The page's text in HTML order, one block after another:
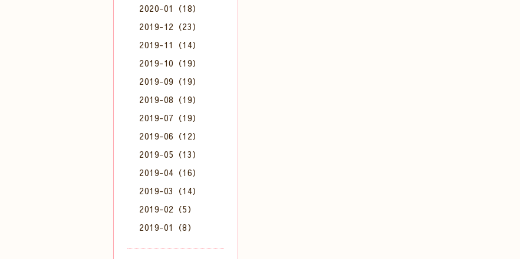
2020-01（18）
2019-12（23）
2019-11（14）
2019-10（19）
2019-09（19）
2019-08（19）
2019-07（19）
2019-06（12）
2019-05（13）
2019-04（16）
2019-03（14）
2019-02（5）
2019-01（8）